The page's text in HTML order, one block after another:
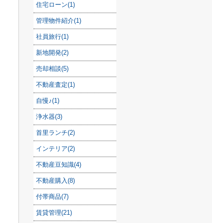
住宅ローン(1)
管理物件紹介(1)
社員旅行(1)
新地開発(2)
売却相談(5)
不動産査定(1)
自慢♪(1)
浄水器(3)
首里ランチ(2)
インテリア(2)
不動産豆知識(4)
不動産購入(8)
付帯商品(7)
賃貸管理(21)